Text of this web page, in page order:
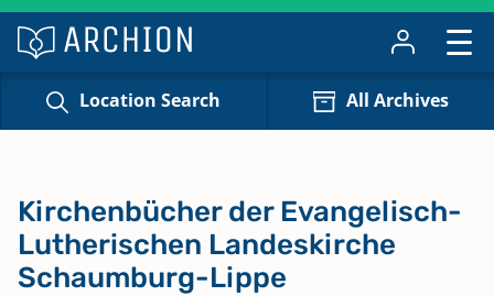
Location Search All Archives
Kirchenbücher der Evangelisch-
Lutherischen Landeskirche
Schaumburg-Lippe